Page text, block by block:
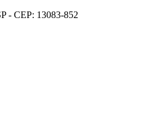
- CEP: 13083-852